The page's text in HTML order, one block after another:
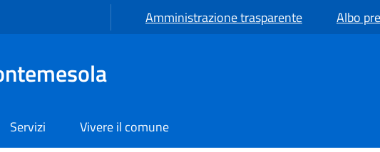
Amministrazione trasparente Albo
Servizi
Vivere il comune